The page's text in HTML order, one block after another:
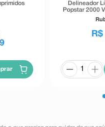
Delineador
Popstar 2000
R$